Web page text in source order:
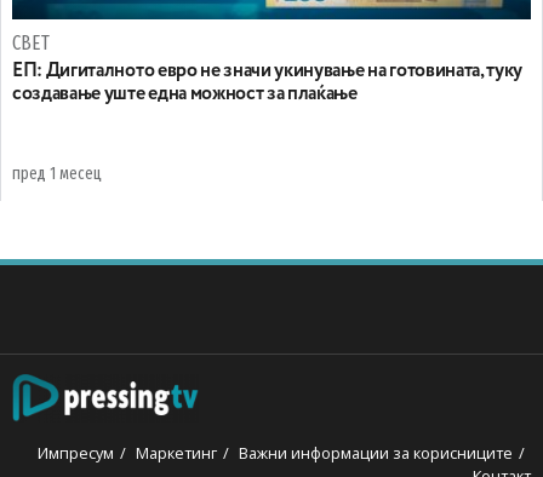
СВЕТ
ЕП: Дигиталното евро не значи укинување на готовината, туку
создавање уште една можност за плаќање
пред 1 месец
Импресум Маркетинг
Важни информации за корисниците